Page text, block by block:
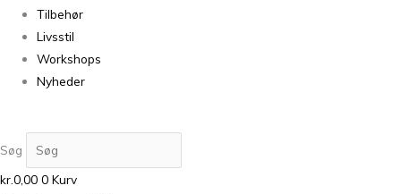
Tilbehør
Livsstil
Workshops
Nyheder
Søg
kr.0,00 0 Kurv